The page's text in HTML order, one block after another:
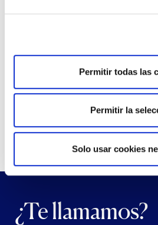
Permitir todas las
Permitir la
Solo usar cookies
Por:Equipo de IESA -
Clasificado en:
Noticias sobre Comunidades
¿Te llamamos?